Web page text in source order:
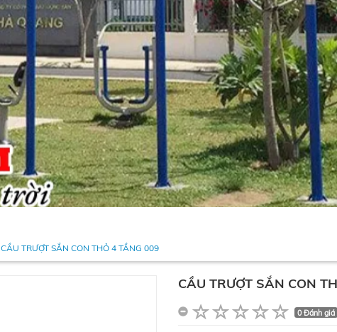
CẦU TRƯỢT SẮN CON THỎ 4 TẦNG 009
CẦU TRƯỢT SẮN CON
0 Đánh giá